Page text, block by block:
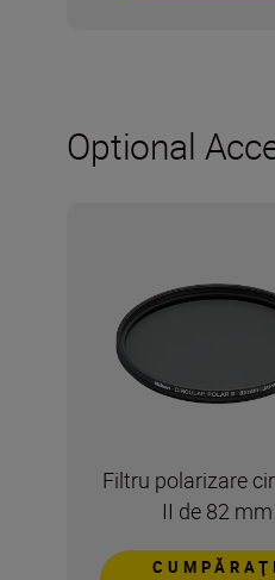
Optional
Filtru polarizare
II de 82 mm
CUMPĂRAŢI